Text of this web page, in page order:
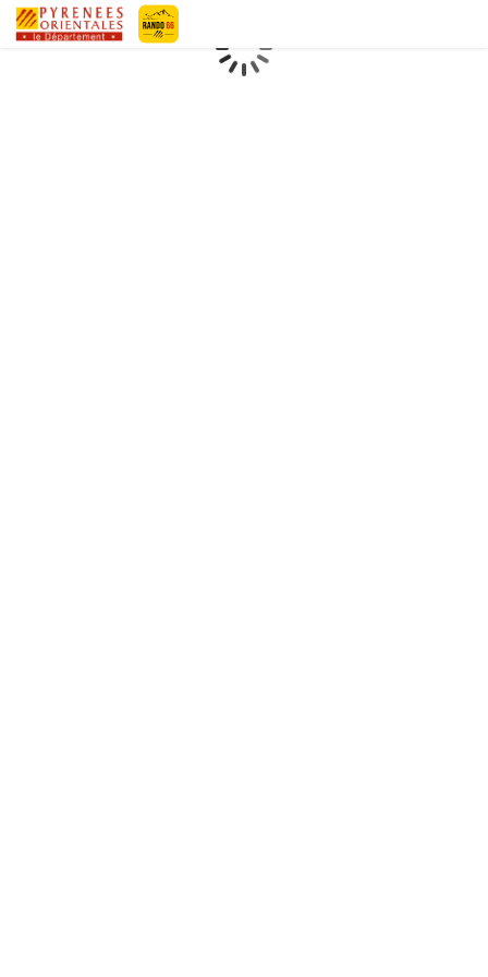
Pyrénées-Orientales Le Département
Chargement